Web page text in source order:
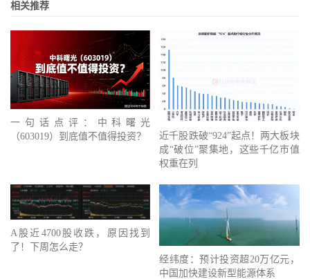
相关推荐
一句话点评：中科曙光
（603019）到底值不值得投资？
近千股跌破“924”起点！两大板块
成“破位”聚集地，这些千亿市值
权重在列
A股近4700股收跌，原因找到
了！下周怎么走？
经纬度：预计投资超20万亿元，
中国加快建设新型能源体系